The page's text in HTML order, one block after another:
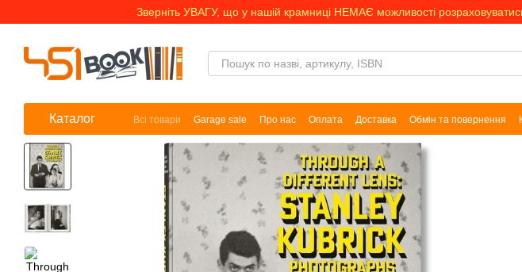
Перейти до основного контентуЗверніть УВАГУ, що у нашій крамниці НЕМАЄ можливості
Каталог Всі товари Garage sale Про нас Оплата Доставка Обмін та повернення